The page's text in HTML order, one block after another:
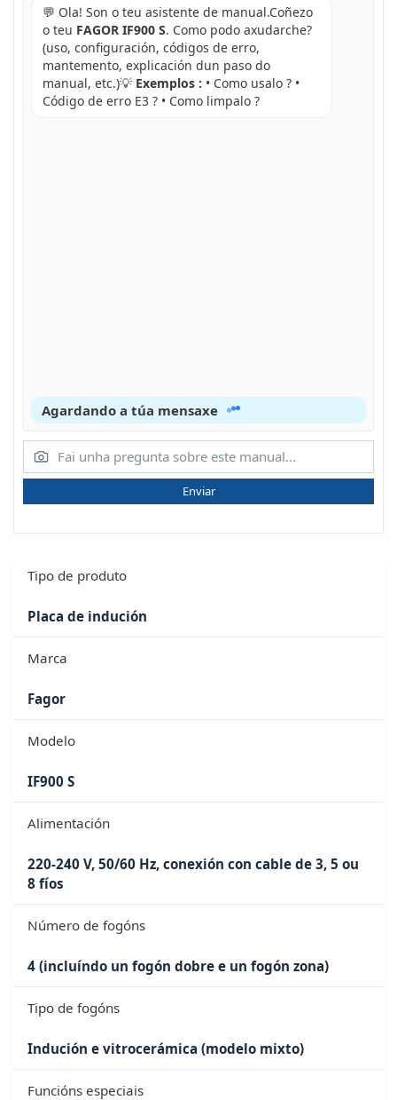
💬 Ola! Son o teu asistente de manual.Coñezo
o teu FAGOR IF900 S. Como podo axudarche?
(uso, configuración, códigos de erro,
mantemento, explicación dun paso do
manual, etc.)💡 Exemplos : • Como usalo ? •
Código de erro E3 ? • Como limpalo ?
Agardando a túa mensaxe
Enviar
Tipo de produto
Placa de indución
Marca
Fagor
Modelo
IF900 S
Alimentación
220-240 V, 50/60 Hz, conexión con cable de 3, 5 ou
8 fíos
Número de fogóns
4 (incluíndo un fogón dobre e un fogón zona)
Tipo de fogóns
Indución e vitrocerámica (modelo mixto)
Funcións especiais